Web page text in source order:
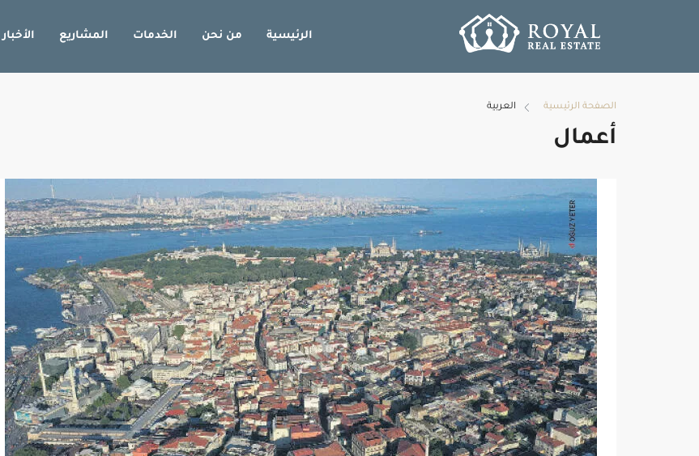
الرئيسية من نحن الخدمات المشاريع الأخبار
الصفحة الرئيسية العربية
أعمال